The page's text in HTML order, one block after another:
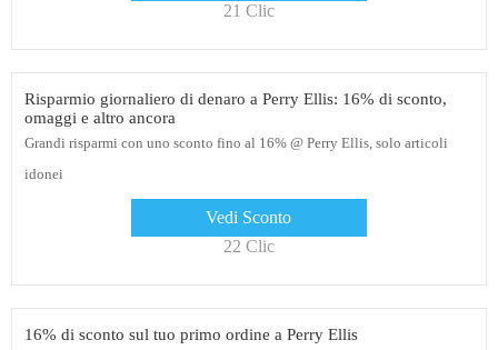
21 Clic
Risparmio giornaliero di denaro a Perry Ellis: 16% di sconto,
omaggi e altro ancora
Grandi risparmi con uno sconto fino al 16% @ Perry Ellis, solo articoli
idonei
Vedi Sconto
22 Clic
16% di sconto sul tuo primo ordine a Perry Ellis